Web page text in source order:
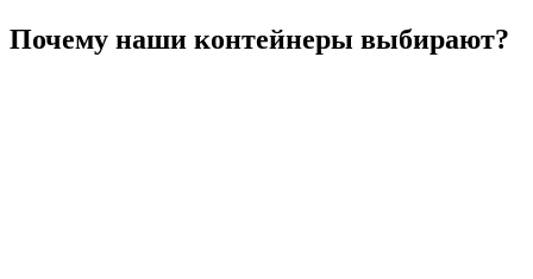
Почему наши контейнеры выбирают?